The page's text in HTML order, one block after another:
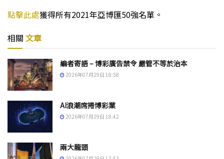
點擊此處獲得所有2021年亞博匯50強名單。
相關 文章
編者寄語 – 博彩廣告禁令 嚴管不等於治本
2026年07月29日 18:58
AI浪潮席捲博彩業
2026年07月29日 18:42
兩大龍頭